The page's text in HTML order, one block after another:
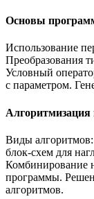
Основы
Использование
Преобразования
Условный
с параметром.
Виды алгоритмов:
блок-схем для
Комбинирование
программы.
алгоритмов.